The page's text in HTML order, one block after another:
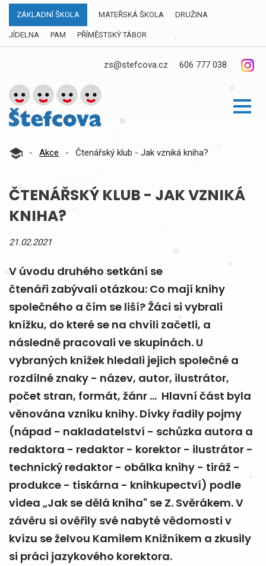
ZÁKLADNÍ ŠKOLA MATEŘSKÁ ŠKOLA DRUŽINA
JÍDELNA PAM PŘÍMĚSTSKÝ TÁBOR
zs@stefcova.cz 606 777 038
- Akce - Čtenářský klub - Jak vzniká kniha?
ČTENÁŘSKÝ KLUB - JAK VZNIKÁ
KNIHA?
21.02.2021
V úvodu druhého setkání se
čtenáři zabývali otázkou: Co mají knihy
společného a čím se liší? Žáci si vybrali
knížku, do které se na chvíli začetli, a
následně pracovali ve skupinách. U
vybraných knížek hledali jejich společné a
rozdílné znaky - název, autor, ilustrátor,
počet stran, formát, žánr ... Hlavní část byla
věnována vzniku knihy. Dívky řadily pojmy
(nápad - nakladatelství - schůzka autora a
redaktora - redaktor - korektor - ilustrátor -
technický redaktor - obálka knihy - tiráž -
produkce - tiskárna - knihkupectví) podle
videa „Jak se dělá kniha" se Z. Svěrákem. V
závěru si ověřily své nabyté vědomosti v
kvízu se želvou Kamilem Knižníkem a zkusily
si práci jazykového korektora.